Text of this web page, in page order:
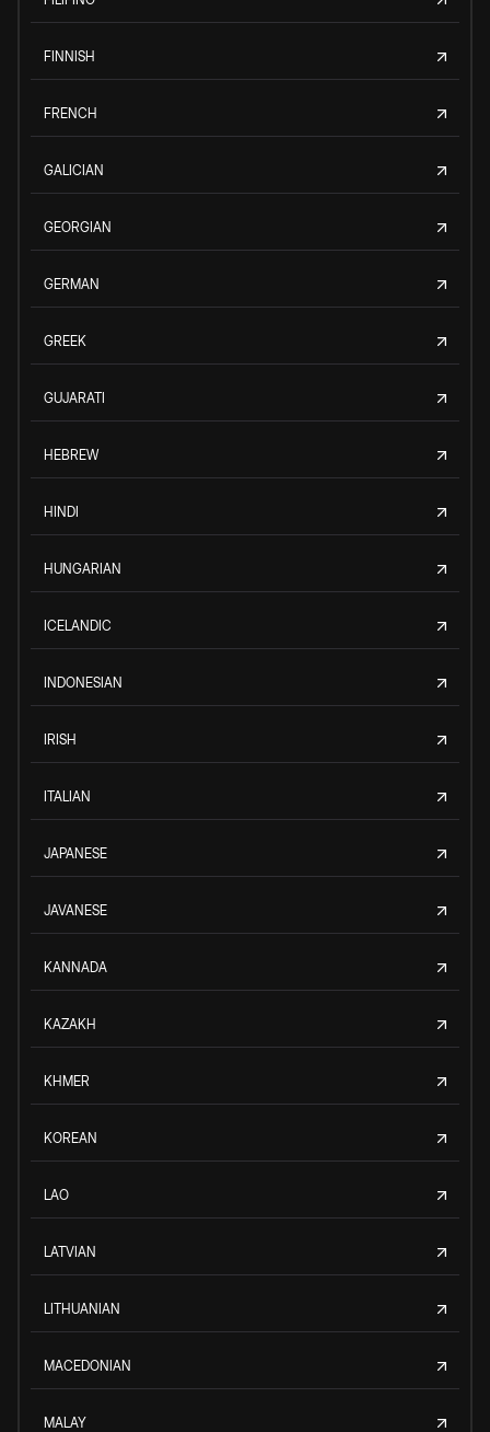
FINNISH
FRENCH
GALICIAN
GEORGIAN
GERMAN
GREEK
GUJARATI
HEBREW
HINDI
HUNGARIAN
ICELANDIC
INDONESIAN
IRISH
ITALIAN
JAPANESE
JAVANESE
KANNADA
KAZAKH
KHMER
KOREAN
LAO
LATVIAN
LITHUANIAN
MACEDONIAN
MALAY